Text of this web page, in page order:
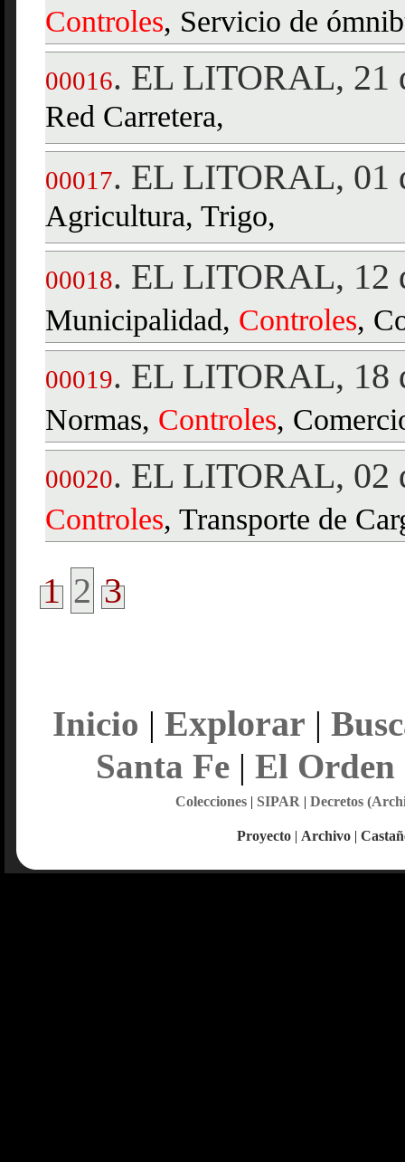
Controles, Servicio de
00016. EL LITORAL, 21
Red Carretera,
00017. EL LITORAL, 01
Agricultura, Trigo,
00018. EL LITORAL, 12
Municipalidad, Controles,
00019. EL LITORAL, 18
Normas, Controles,
00020. EL LITORAL, 02
Controles, Transporte de
1 2 3
Inicio | Explorar |
Santa Fe| El Orden
Colecciones| SIPAR | Decretos
Proyecto | Archivo |